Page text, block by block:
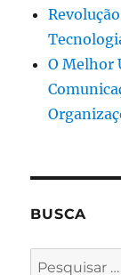
O Melhor
BUSCA
Pesquisar